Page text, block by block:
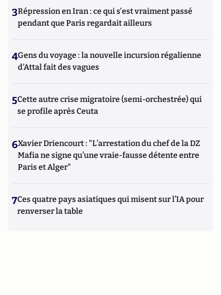
3Répression en Iran : ce qui s'est vraiment passé
pendant que Paris regardait ailleurs
4Gens du voyage : la nouvelle incursion régalienne
d'Attal fait des vagues
5Cette autre crise migratoire (semi-orchestrée) qui
se profile après Ceuta
6Xavier Driencourt : "L’arrestation du chef de la DZ
Mafia ne signe qu’une vraie-fausse détente entre
Paris et Alger"
7Ces quatre pays asiatiques qui misent sur l’IA pour
renverser la table